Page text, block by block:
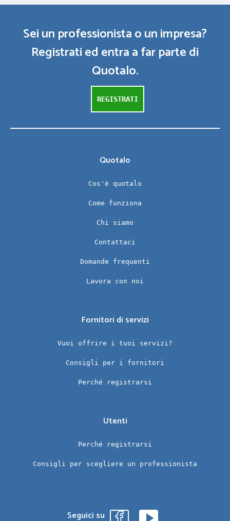
Sei un professionista o un impresa?
Registrati ed entra a far parte di
Quotalo.
REGISTRATI
Quotalo
Cos'è quotalo
Come funziona
Chi siamo
Contattaci
Domande frequenti
Lavora con noi
Fornitori di servizi
Vuoi offrire i tuoi servizi?
Consigli per i fornitori
Perché registrarsi
Utenti
Perché registrarsi
Consigli per scegliere un professionista
Seguici su